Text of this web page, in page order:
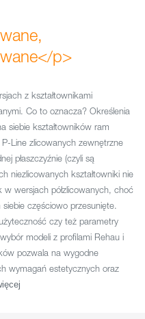
p>
z kształtownikami
Co to oznacza? Określenia
siebie kształtowników ram
Line zlicowanych zewnętrzne
płaszczyźnie (czyli są
niezlicowanych kształtowniki nie
w wersjach półzlicowanych, choć
częściowo przesunięte.
czy też parametry
modeli z profilami Rehau i
pozwala na wygodne
wymagań estetycznych oraz